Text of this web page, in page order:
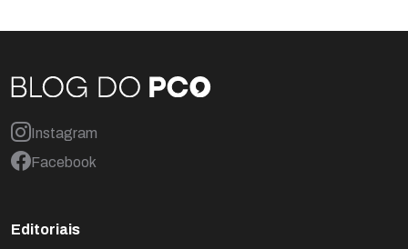
Instagram
Facebook
Editoriais